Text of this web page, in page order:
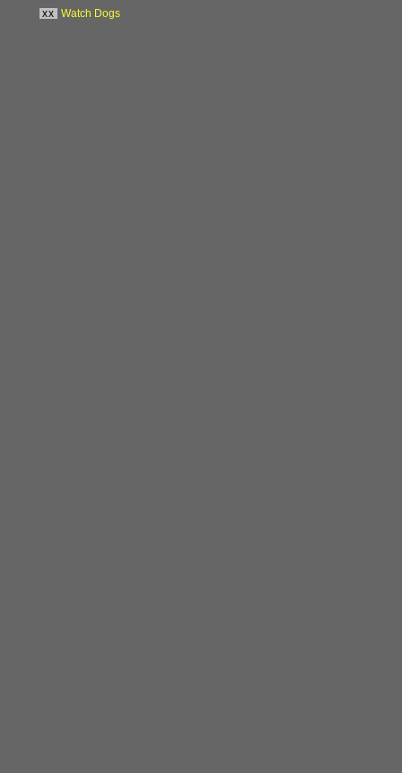
xx Watch Dogs